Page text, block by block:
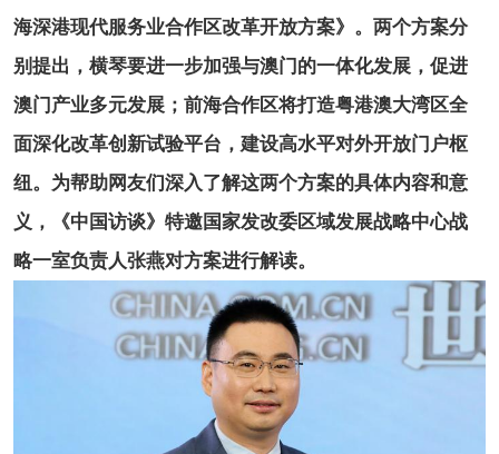
海深港现代服务业合作区改革开放方案》。两个方案分
别提出，横琴要进一步加强与澳门的一体化发展，促进
澳门产业多元发展；前海合作区将打造粤港澳大湾区全
面深化改革创新试验平台，建设高水平对外开放门户枢
纽。为帮助网友们深入了解这两个方案的具体内容和意
义，《中国访谈》特邀国家发改委区域发展战略中心战
略一室负责人张燕对方案进行解读。